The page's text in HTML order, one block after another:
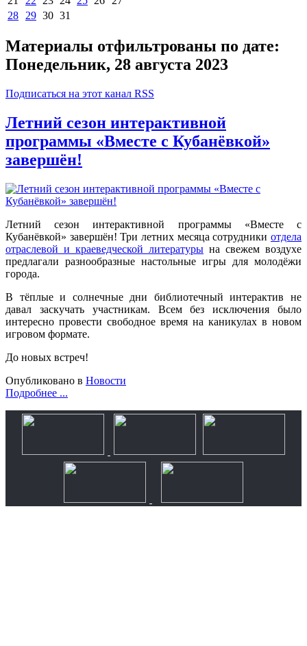
28
29 30 31
Материалы отфильтрованы по дате:
Понедельник, 28 августа 2023
Подписаться на этот канал RSS
Летний сезон интерактивной
программы «Вместе с Кубанёвкой»
завершён!
Летний сезон интерактивной программы «Вместе с
Кубанёвкой» завершён! Три летних месяца сотрудники отдела
отраслевой и краеведческой литературы на свежем воздухе
предлагали разнообразные настольные игры для молодёжи
города.
В тёплые и солнечные дни библиотечный интерактив не
давал заскучать участникам. Всем без исключения было
интересно провести свободное время на каникулах в новом
игровом формате.
До новых встреч!
Опубликовано в Новости
Подробнее ...